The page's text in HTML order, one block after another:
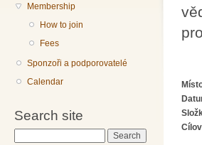
Membership
How to join
Fees
Sponzoři a podporovatelé
Calendar
Search site